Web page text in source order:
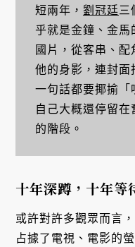
短兩年， 劉冠廷三
乎就是金鐘、金馬
國片，從客串、
他的身影，連封面
一句話都要揶揄「
自己大概還停留
的階段。
十年深蹲，十年等
或許對許多觀眾而言
占據了電視、電影的